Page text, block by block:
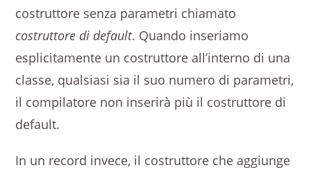
costruttore senza parametri chiamato
costruttore di default. Quando inseriamo
esplicitamente un costruttore all’interno di una
classe, qualsiasi sia il suo numero di parametri,
il compilatore non inserirà più il costruttore di
default.
In un record invece, il costruttore che aggiunge